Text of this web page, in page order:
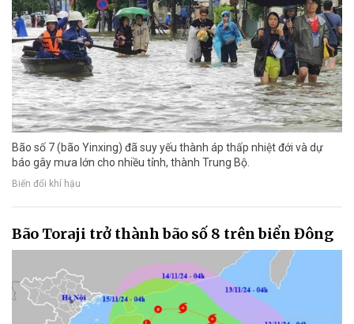
Bão số 7 (bão Yinxing) đã suy yếu thành áp thấp nhiệt đới và dự
báo gây mưa lớn cho nhiều tỉnh, thành Trung Bộ.
Biến đổi khí hậu
Bão Toraji trở thành bão số 8 trên biển Đông